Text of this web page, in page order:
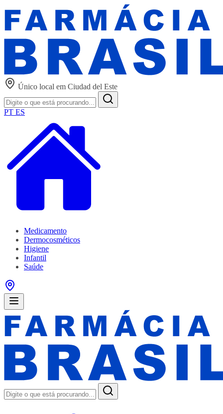
Único local em Ciudad del Este
PT ES
Medicamento
Dermocosméticos
Higiene
Infantil
Saúde